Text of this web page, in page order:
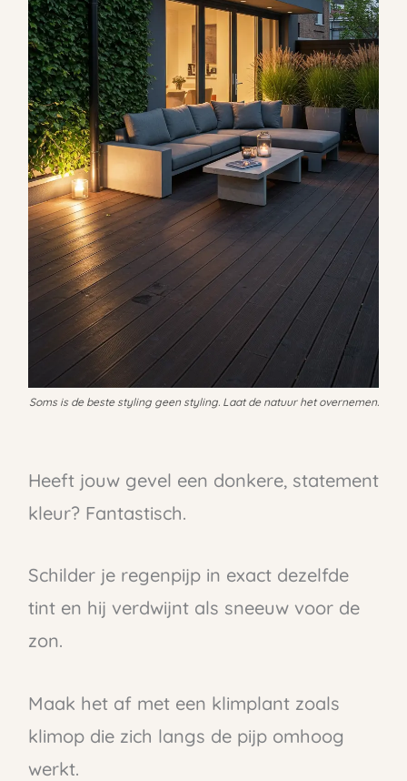
Soms is de beste styling geen styling. Laat de natuur het overnemen.
Heeft jouw gevel een donkere, statement
kleur? Fantastisch.
Schilder je regenpijp in exact dezelfde
tint en hij verdwijnt als sneeuw voor de
zon.
Maak het af met een klimplant zoals
klimop die zich langs de pijp omhoog
werkt.